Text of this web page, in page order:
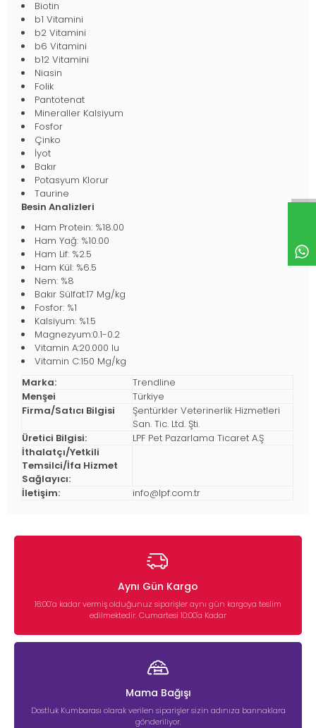
Biotin
b1 Vitamini
b2 Vitamini
b6 Vitamini
b12 Vitamini
Niasin
Folik
Pantotenat
Mineraller Kalsiyum
Fosfor
Çinko
İyot
Bakır
Potasyum Klorur
Taurine
Besin Analizleri
Ham Protein: %18.00
Ham Yağ: %10.00
Ham Lif: %2.5
Ham Kül: %6.5
Nem: %8
Bakır Sülfat:17 Mg/kg
Fosfor: %1
Kalsiyum: %1.5
Magnezyum:0.1-0.2
Vitamin A:20.000 Iu
Vitamin C:150 Mg/kg
Marka:
Trendline
Menşei
Türkiye
Firma/Satıcı Bilgisi
Şentürkler Veterinerlik Hizmetleri
San. Tic. Ltd. Şti.
Üretici Bilgisi:
LPF Pet Pazarlama Ticaret A.Ş
İthalatçı/Yetkili
Temsilci/İfa Hizmet
Sağlayıcı:
İletişim:
info@lpf.com.tr
Aynı Gün Kargo
16:00’a kadar vermiş olduğunuz siparişler aynı gün kargoya teslim
edilmektedir. Cumartesi 10:00'a Kadar
Mama Bağışı
Dostluk Kumbarası olarak verilen siparişler sizin adınıza barınaklara
gönderiliyor.